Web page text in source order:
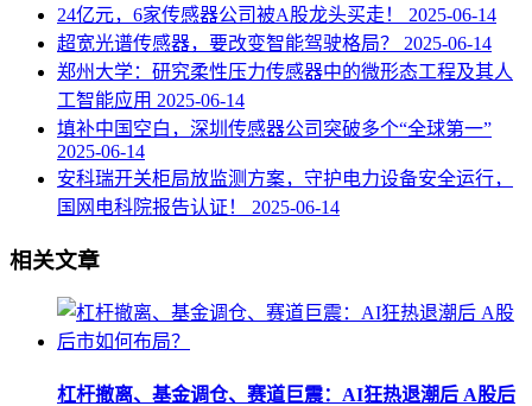
24亿元，6家传感器公司被A股龙头买走！ 2025-06-14
超宽光谱传感器，要改变智能驾驶格局？ 2025-06-14
郑州大学：研究柔性压力传感器中的微形态工程及其人
工智能应用 2025-06-14
填补中国空白，深圳传感器公司突破多个“全球第一”
2025-06-14
安科瑞开关柜局放监测方案，守护电力设备安全运行，
国网电科院报告认证！ 2025-06-14
相关文章
杠杆撤离、基金调仓、赛道巨震：AI狂热退潮后 A股后